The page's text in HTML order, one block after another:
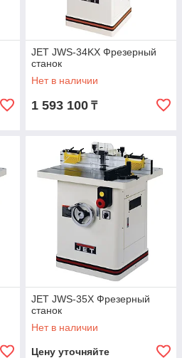
JET JWS-34KX Фрезерный
станок
Нет в наличии
1 593 100 ₸
JET JWS-35X Фрезерный
станок
Нет в наличии
Цену уточняйте